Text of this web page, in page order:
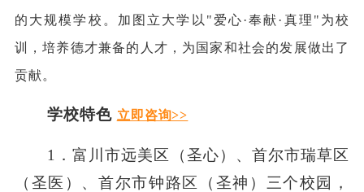
的大规模学校。加图立大学以"爱心·奉献·真理"为校
训，培养德才兼备的人才，为国家和社会的发展做出了
贡献。
学校特色 立即咨询>>
1．富川市远美区（圣心）、首尔市瑞草区
（圣医）、首尔市钟路区（圣神）三个校园，